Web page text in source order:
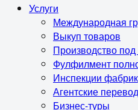
Услуги
Международная
Выкуп товаров
Производство
Фулфилмент
Инспекции фабрик
Агентские
Бизнес-туры